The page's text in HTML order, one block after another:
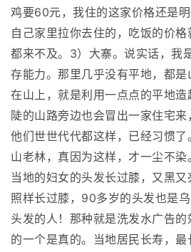
鸡要60元，我住的这家价格还是
自己家里拉你去住的，吃饭的价
都来不及。3）大寨。说实话，我
存能力。那里几乎没有平地，都
在山上，就是利用一点点的平地
陡的山路旁边也会冒出一家住宅来
他们世世代代都这样，已经习惯
山老林，真因为这样，才一尘不染
当地的妇女的头发长过膝，又黑
照样长过膝，90多岁的头发也是
头发的人！那种就是洗发水广告
的一个是真的。当地居民长寿，